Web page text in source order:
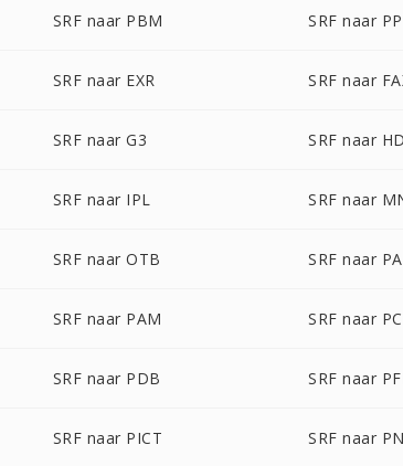
SRF naar PBM SRF naar
SRF naar EXR SRF naar
SRF naar G3 SRF naar
SRF naar IPL SRF naar
SRF naar OTB SRF naar
SRF naar PAM SRF naar
SRF naar PDB SRF naar
SRF naar PICT SRF naar